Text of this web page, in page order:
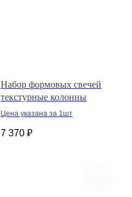
Набор формовых свечей
текстурные колонны
Цена указана за 1шт
7 370 ₽